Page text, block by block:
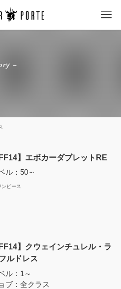
–
FF14】エボカーダブレットRE
ル：50～
ンピース
FF14】クウェインチュレル・ラ
ルドレス
ル：1～
ブ：全クラス